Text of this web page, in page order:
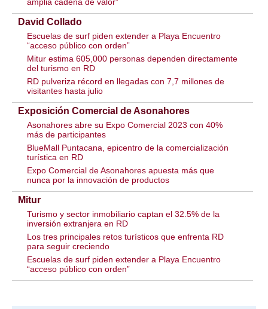
amplia cadena de valor”
David Collado
Escuelas de surf piden extender a Playa Encuentro
“acceso público con orden”
Mitur estima 605,000 personas dependen directamente
del turismo en RD
RD pulveriza récord en llegadas con 7,7 millones de
visitantes hasta julio
Exposición Comercial de Asonahores
Asonahores abre su Expo Comercial 2023 con 40%
más de participantes
BlueMall Puntacana, epicentro de la comercialización
turística en RD
Expo Comercial de Asonahores apuesta más que
nunca por la innovación de productos
Mitur
Turismo y sector inmobiliario captan el 32.5% de la
inversión extranjera en RD
Los tres principales retos turísticos que enfrenta RD
para seguir creciendo
Escuelas de surf piden extender a Playa Encuentro
“acceso público con orden”